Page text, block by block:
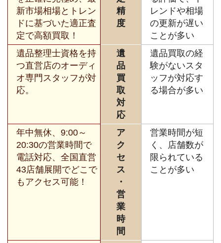
新市場相場とトレン
ドに基づいた適正査
定で高額買取！
精
度
レンドや相場
の更新が遅い
ことが多い
遺品整理士資格を持
つ直営店のオーディ
オ専門スタッフが対
応。
遺
品
買
取
対
応
遺品買取の経
験がないスタ
ッフが対応す
る場合が多い
年中無休、9:00～
20:30の営業時間で
電話対応、全国直営
43店舗展開でどこで
もアクセス可能！
ア
ク
セ
ス
・
営
業
時
間
営業時間が短
く、店舗数が
限られている
ことが多い